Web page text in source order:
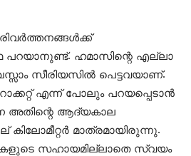
പറയാനുണ്ട്. ഹമാസിന്റെ എല്ലാ
സീരിയസില്‍ പെട്ടവയാണ്.
എന്ന് പോലും പറയപ്പെടാന്‍
അതിന്റെ ആദ്യകാല
മാത്രമായിരുന്നു.
സഹായമില്ലാതെ സ്വയം